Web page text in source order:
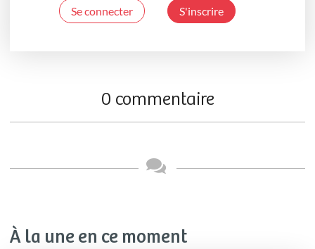
Se connecter S'inscrire
0 commentaire
À la une en ce moment